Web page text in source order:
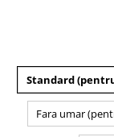
Standard
Fara umar